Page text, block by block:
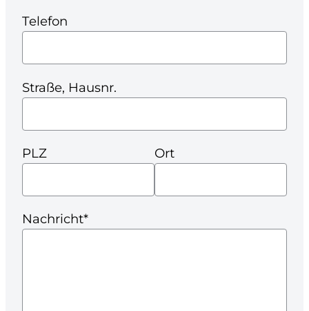
Telefon
Straße, Hausnr.
PLZ Ort
Nachricht*